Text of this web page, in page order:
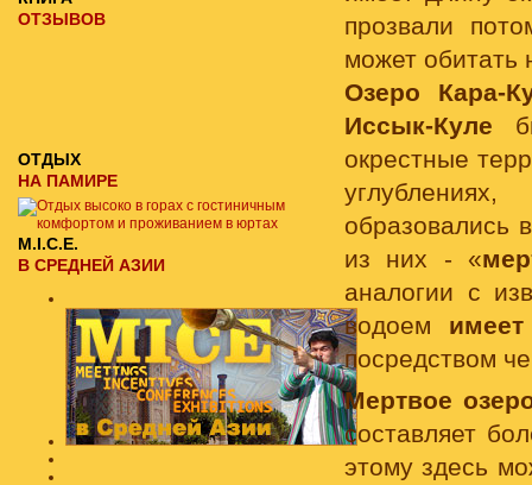
прозвали
может обитать
Озеро Кара-
Иссык-Куле
окрестные
образовались
из них - «
аналогии с
водоем
посредством
Мертвое
составляет
этому здесь
ОТЗЫВОВ
ОТДЫХ
НА ПАМИРЕ
M.I.C.E.
В СРЕДНЕЙ АЗИИ